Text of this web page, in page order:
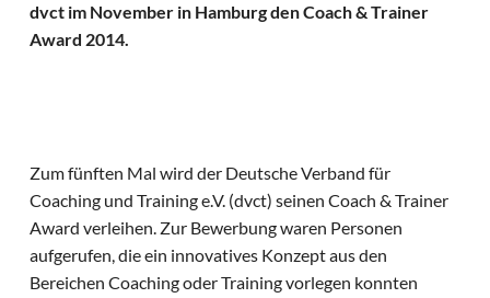
dvct im November in Hamburg den Coach & Trainer
Award 2014.
Zum fünften Mal wird der Deutsche Verband für
Coaching und Training e.V. (dvct) seinen Coach & Trainer
Award verleihen. Zur Bewerbung waren Personen
aufgerufen, die ein innovatives Konzept aus den
Bereichen Coaching oder Training vorlegen konnten